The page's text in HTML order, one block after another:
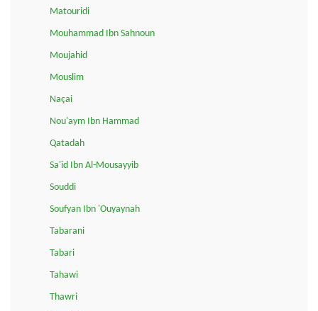
Matouridi
Mouhammad Ibn Sahnoun
Moujahid
Mouslim
Naçai
Nou'aym Ibn Hammad
Qatadah
Sa'id Ibn Al-Mousayyib
Souddi
Soufyan Ibn 'Ouyaynah
Tabarani
Tabari
Tahawi
Thawri